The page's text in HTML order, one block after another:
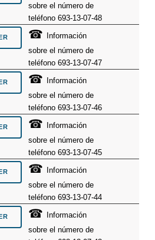
sobre el número de
teléfono 693-13-07-48
☎
Información
sobre el número de
teléfono 693-13-07-47
☎
Información
sobre el número de
teléfono 693-13-07-46
☎
Información
sobre el número de
teléfono 693-13-07-45
☎
Información
sobre el número de
teléfono 693-13-07-44
☎
Información
sobre el número de